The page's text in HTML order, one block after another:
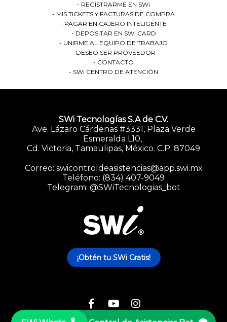
Control de
Nombre
REGISTRARME EN SWi
MIS TICKETS Y FACTURAS DE COMPRA
PAGAR EN CAJERO INTELIGENTE
DEPOSITAR EN SWi CARD
UNIRME AL EQUIPO DE TRABAJO
DESEO SER PROVEEDOR
CONTACTO
SWi CENTRO DE ATENCIÓN
SWi Tecnologías S.A de C.V.
Ave. Lázaro Cárdenas #3331, Plaza Verde
Esmeralda L10,
Cd. Victoria, Tamaulipas, México. C.P. 87049
Correo: swicontroldeasistencias@app.swi.mx
Teléfono: (834) 407-9049
Telegram: @SWiTecnologias_bot
¡Obtén tu SWi Gratis!